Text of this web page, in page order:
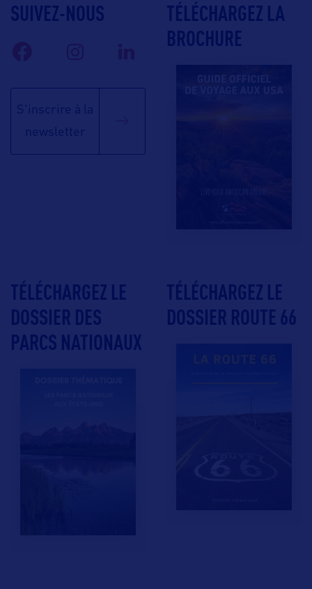
SUIVEZ-NOUS
S'inscrire à la
newsletter
TÉLÉCHARGEZ LA
BROCHURE
TÉLÉCHARGEZ LE
DOSSIER DES
PARCS NATIONAUX
TÉLÉCHARGEZ LE
DOSSIER ROUTE 66